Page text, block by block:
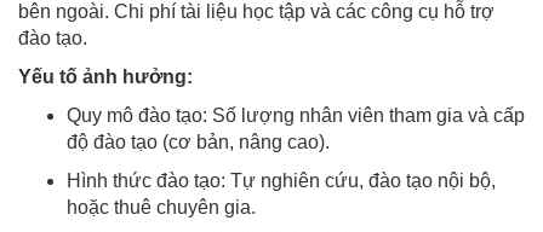
bên ngoài. Chi phí tài liệu học tập và các công cụ hỗ trợ
đào tạo.
Yếu tố ảnh hưởng:
Quy mô đào tạo: Số lượng nhân viên tham gia và cấp
độ đào tạo (cơ bản, nâng cao).
Hình thức đào tạo: Tự nghiên cứu, đào tạo nội bộ,
hoặc thuê chuyên gia.